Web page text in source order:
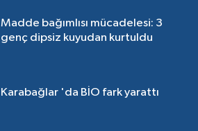
Madde bağımlısı mücadelesi: 3
genç dipsiz kuyudan kurtuldu
Karabağlar 'da BİO fark yarattı